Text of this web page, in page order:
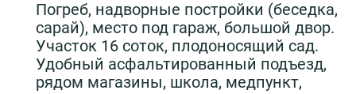
Погреб, надворные постройки (беседка,
сарай), место под гараж, большой двор.
Участок 16 соток, плодоносящий сад.
Удобный асфальтированный подъезд,
рядом магазины, школа, медпункт,